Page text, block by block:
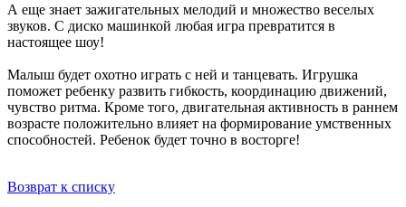
А еще знает зажигательных мелодий и множество веселых
звуков. С диско машинкой любая игра превратится в
настоящее шоу!
Малыш будет охотно играть с ней и танцевать. Игрушка
поможет ребенку развить гибкость, координацию движений,
чувство ритма. Кроме того, двигательная активность в раннем
возрасте положительно влияет на формирование умственных
способностей. Ребенок будет точно в восторге!
Возврат к списку